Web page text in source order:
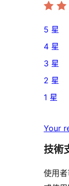
1
個
5
星
使
者
論
5 星
個
4
星
用
者
論
4 星
0
個
3
使
用
評
3 星
個
星
使
者
2 星
1
星
用
1 星
Your
技術
使用